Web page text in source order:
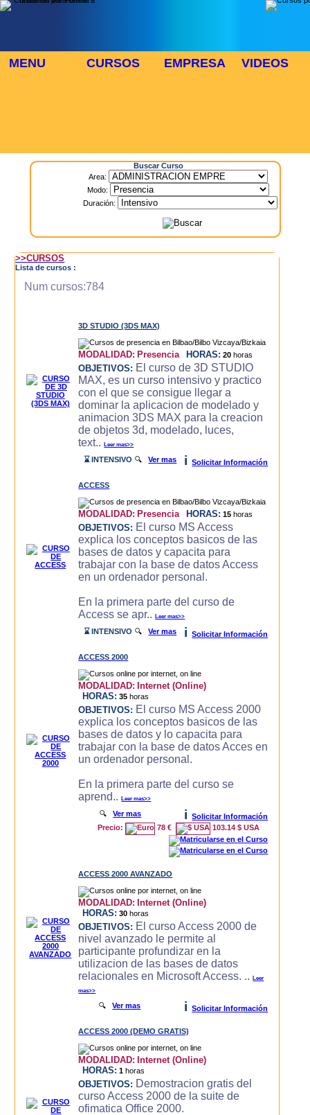
MENU CURSOS EMPRESA VIDEOS
Buscar Curso
Area:
Modo:
Duración:
>>CURSOS
Lista de cursos :
Num cursos:784
3D STUDIO (3DS MAX)
MODALIDAD: Presencia HORAS: 20 horas
OBJETIVOS: El curso de 3D STUDIO
MAX, es un curso intensivo y practico
con el que se consigue llegar a
dominar la aplicacion de modelado y
animacion 3DS MAX para la creacion
de objetos 3d, modelado, luces,
text..Leer mas>>
⌛ INTENSIVO 🔍Ver mas i Solicitar Información
ACCESS
MODALIDAD: Presencia HORAS: 15 horas
OBJETIVOS: El curso MS Access
explica los conceptos basicos de las
bases de datos y capacita para
trabajar con la base de datos Access
en un ordenador personal.
En la primera parte del curso de
Access se apr..Leer mas>>
⌛ INTENSIVO 🔍Ver mas i Solicitar Información
ACCESS 2000
MODALIDAD: Internet (Online)
HORAS: 35 horas
OBJETIVOS: El curso MS Access 2000
explica los conceptos basicos de las
bases de datos y lo capacita para
trabajar con la base de datos Acces en
un ordenador personal.
En la primera parte del curso se
aprend..Leer mas>>
🔍Ver mas i
Solicitar Información
Precio:
78 € 103.14 $ USA
ACCESS 2000 AVANZADO
MODALIDAD: Internet (Online)
HORAS: 30 horas
OBJETIVOS: El curso Access 2000 de
nivel avanzado le permite al
participante profundizar en la
utilizacion de las bases de datos
relacionales en Microsoft Access. ..Leer
mas>>
🔍Ver mas i Solicitar Información
ACCESS 2000 (DEMO GRATIS)
MODALIDAD: Internet (Online)
HORAS: 1 horas
OBJETIVOS: Demostracion gratis del
curso Access 2000 de la suite de
ofimatica Office 2000.